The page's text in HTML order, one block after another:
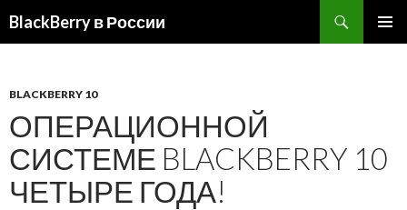
BlackBerry в России
BLACKBERRY 10
ОПЕРАЦИОННОЙ
СИСТЕМЕ BLACKBERRY 10
ЧЕТЫРЕ ГОДА!